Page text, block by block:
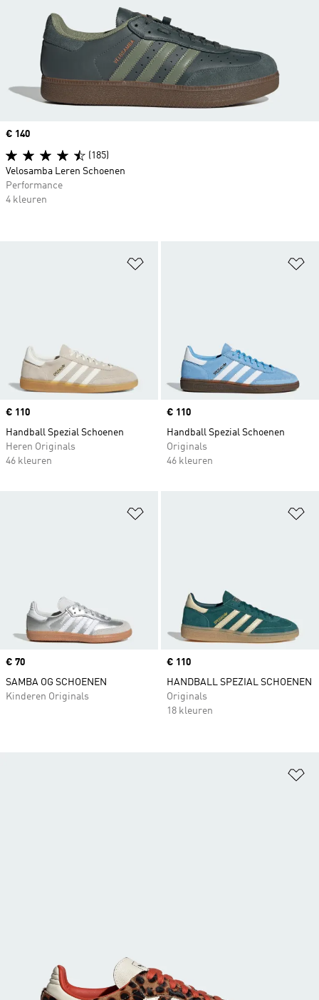
Price
€ 110
Handball Spezial Schoenen
Heren Originals
46 kleuren
Price
€ 110
Handball Spezial Schoenen
Originals
46 kleuren
Price
€ 70
SAMBA OG SCHOENEN
Kinderen Originals
Price
€ 110
HANDBALL SPEZIAL SCHOENEN
Originals
18 kleuren
Price
€ 140
(185)
Velosamba Leren Schoenen
Performance
4 kleuren